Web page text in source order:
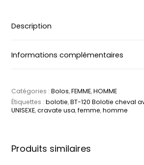
Description
Informations complémentaires
Catégories : Bolos,FEMME,HOMME
Étiquettes : bolotie,BT-120 Bolotie cheval
UNISEXE,cravate usa,femme,homme
Produits similaires